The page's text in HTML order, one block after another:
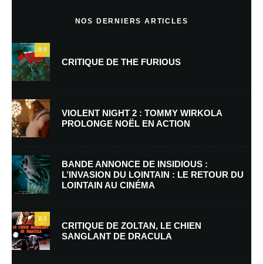
Nom*
E-mail* Site web
Enregistrer mon nom, mon e-mail et mon site dans le navigateur pour
mon prochain commentaire.
NOS DERNIERS ARTICLES
9.5
CRITIQUE DE THE FURIOUS
VIOLENT NIGHT 2 : TOMMY WIRKOLA
PROLONGE NOËL EN ACTION
BANDE ANNONCE DE INSIDIOUS :
L’INVASION DU LOINTAIN : LE RETOUR DU
LOINTAIN AU CINÉMA
7.5
CRITIQUE DE ZOLTAN, LE CHIEN
SANGLANT DE DRACULA